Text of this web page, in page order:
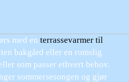
med en terrassevarmer til
bakgård eller en romslig
som passer ethvert behov.
sommersesongen og gjør